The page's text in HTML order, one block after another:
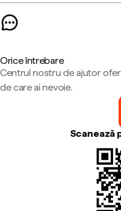
Orice întrebare
Centrul nostru de ajutor
de care ai nevoie.
Scanează